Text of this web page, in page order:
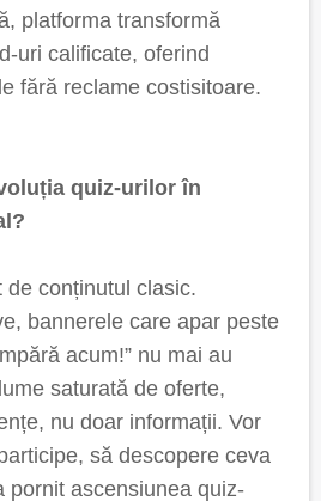
platforma transformă
uri calificate, oferind
fără reclame costisitoare.
quiz-urilor în
de conținutul clasic.
bannerele care apar peste
acum!” nu mai au
saturată de oferte,
nu doar informații. Vor
să descopere ceva
pornit ascensiunea quiz-